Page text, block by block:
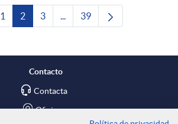
Página
1 Página
2 Página
3 ...Páginas intermedias Use
Página
39
Contacto
Contacta
Oficinas